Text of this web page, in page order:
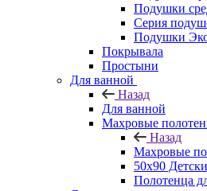
Подушки
Серия
Подушки
Покрывала
Простыни
Для ванной
Назад
Для ванной
Махровые
Назад
Махровые
50х90
Полотенца